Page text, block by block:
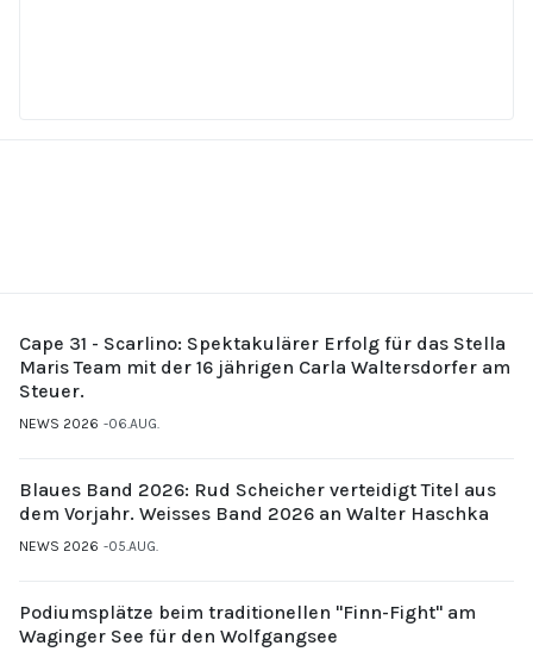
Cape 31 - Scarlino: Spektakulärer Erfolg für das Stella
Maris Team mit der 16 jährigen Carla Waltersdorfer am
Steuer.
NEWS 2026 06.AUG.
Blaues Band 2026: Rud Scheicher verteidigt Titel aus
dem Vorjahr. Weisses Band 2026 an Walter Haschka
NEWS 2026 05.AUG.
Podiumsplätze beim traditionellen "Finn-Fight" am
Waginger See für den Wolfgangsee